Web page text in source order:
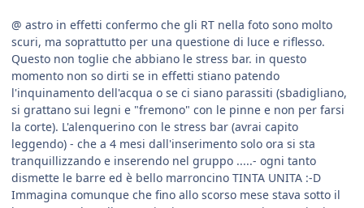
@ astro in effetti confermo che gli RT nella foto sono molto
scuri, ma soprattutto per una questione di luce e riflesso.
Questo non toglie che abbiano le stress bar. in questo
momento non so dirti se in effetti stiano patendo
l'inquinamento dell'acqua o se ci siano parassiti (sbadigliano,
si grattano sui legni e "fremono" con le pinne e non per farsi
la corte). L'alenquerino con le stress bar (avrai capito
leggendo) - che a 4 mesi dall'inserimento solo ora si sta
tranquillizzando e inserendo nel gruppo .....- ogni tanto
dismette le barre ed è bello marroncino TINTA UNITA :-D
Immagina comunque che fino allo scorso mese stava sotto il